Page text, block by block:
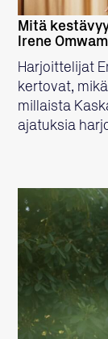
Mitä
Irene
Harjoittelijat
kertovat,
millaista
ajatuksia